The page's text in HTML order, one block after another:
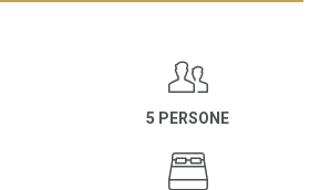
5 PERSONE